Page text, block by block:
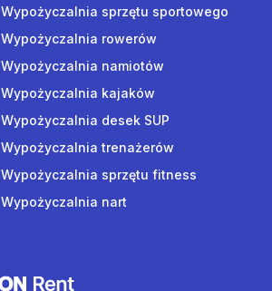
Wypożyczalnia sprzętu sportowego
Wypożyczalnia rowerów
Wypożyczalnia namiotów
Wypożyczalnia kajaków
Wypożyczalnia desek SUP
Wypożyczalnia trenażerów
Wypożyczalnia sprzętu fitness
Wypożyczalnia nart